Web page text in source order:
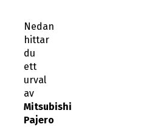
Nedan
hittar
du
ett
urval
av
Mitsubishi
Pajero